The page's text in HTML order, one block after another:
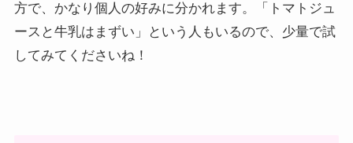
方で、かなり個人の好みに分かれます。「トマトジュ
ースと牛乳はまずい」という人もいるので、少量で試
してみてくださいね！